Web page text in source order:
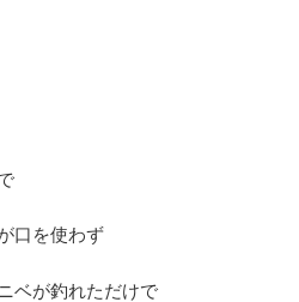
口を使わず
ベが釣れただけで